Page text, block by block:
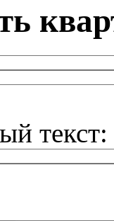
текст: